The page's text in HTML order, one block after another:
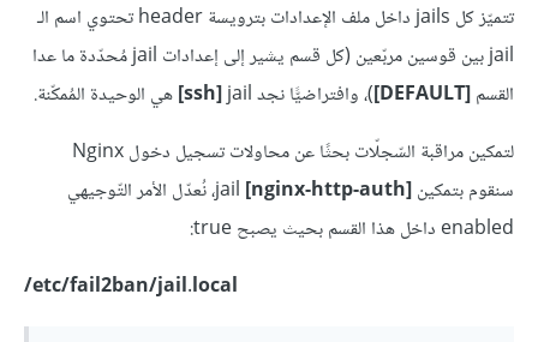
تتميّز كل jails داخل ملف الإعدادات بترويسة header تحتوي اسم الـ
jail بين قوسين مربّعين (كل قسم يشير إلى إعدادات jail مُحدّدة ما عدا
القسم[DEFAULT] )، وافتراضيًّا نجد ssh]jail
]هي الوحيدة المُمكّنة.
لتمكين مراقبة السّجلّات بحثًا عن محاولات تسجيل دخول Nginx
سنقوم بتمكين[
jail [nginx-http-auth
، نُعدّل الأمر التّوجيهي
enabled داخل هذا القسم بحيث يصبح true:
etc/fail2ban/jail.local/